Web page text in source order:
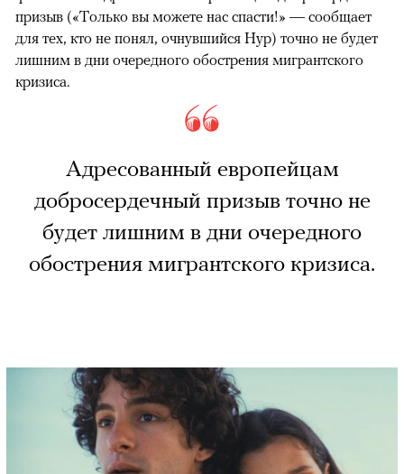
призыв («Только вы можете нас спасти!» — сообщает
для тех, кто не понял, очнувшийся Нур) точно не будет
лишним в дни очередного обострения мигрантского
кризиса.
Адресованный европейцам
добросердечный призыв точно не
будет лишним в дни очередного
обострения мигрантского кризиса.